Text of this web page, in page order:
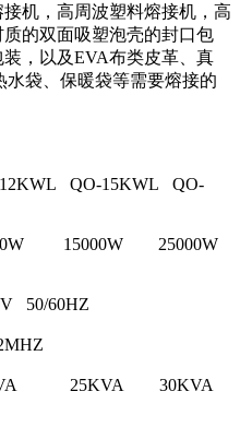
机，高周波塑料熔接机，高
的双面吸塑泡壳的封口包
，以及EVA布类皮革、真
水袋、保暖袋等需要熔接的
QO-15KWL QO-
15000W 25000W
60HZ
25KVA 30KVA